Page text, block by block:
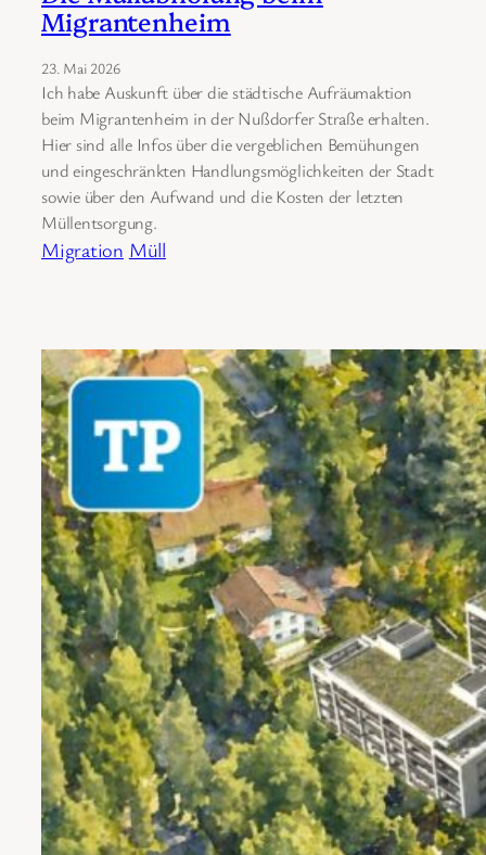
Migrantenheim
23. Mai 2026
Ich habe Auskunft über die städtische Aufräumaktion
beim Migrantenheim in der Nußdorfer Straße erhalten.
Hier sind alle Infos über die vergeblichen Bemühungen
und eingeschränkten Handlungsmöglichkeiten der Stadt
sowie über den Aufwand und die Kosten der letzten
Müllentsorgung.
Migration Müll